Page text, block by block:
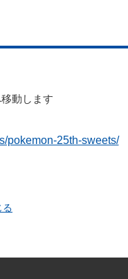
動します
pokemon-25th-sweets/
る